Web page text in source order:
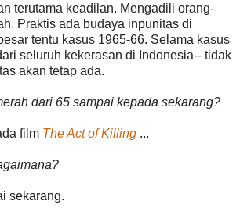
terutama keadilan. Mengadili orang-
Praktis ada budaya inpunitas di
tentu kasus 1965-66. Selama kasus
seluruh kekerasan di Indonesia-- tidak
akan tetap ada.
dari 65 sampai kepada sekarang?
film The Act of Killing ...
sekarang.